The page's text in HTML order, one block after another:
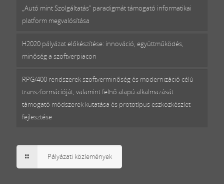
„Autó mint Szolgáltatás” paradigmát támogató informatikai
platform megvalósítása
H2020 pályázat előkészítése: innováció, együttműködés,
minőség a szoftverpiacon
RPG/400 rendszerek szoftverminőség és modernizáció célú
transzformációját, valamint felhő alapú alkalmazását
támogató módszerek kutatása és prototípus eszközkészlet
fejlesztése
Pályázati közlemények